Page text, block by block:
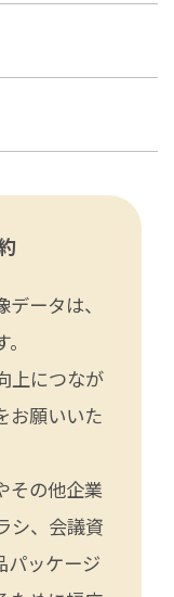
ータは、
上につなが
お願いいた
その他企業
シ、会議資
パッケージ